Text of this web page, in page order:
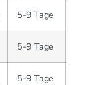
5-9 Tage
5-9 Tage
5-9 Tage